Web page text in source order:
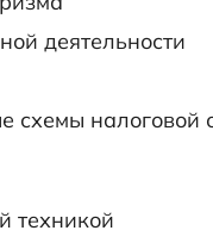
деятельности
схемы налоговой
техникой